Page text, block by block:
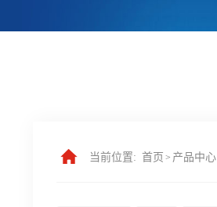
当前位置: 首页 > 产品中心